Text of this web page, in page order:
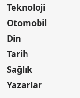
Teknoloji
Otomobil
Din
Tarih
Sağlık
Yazarlar